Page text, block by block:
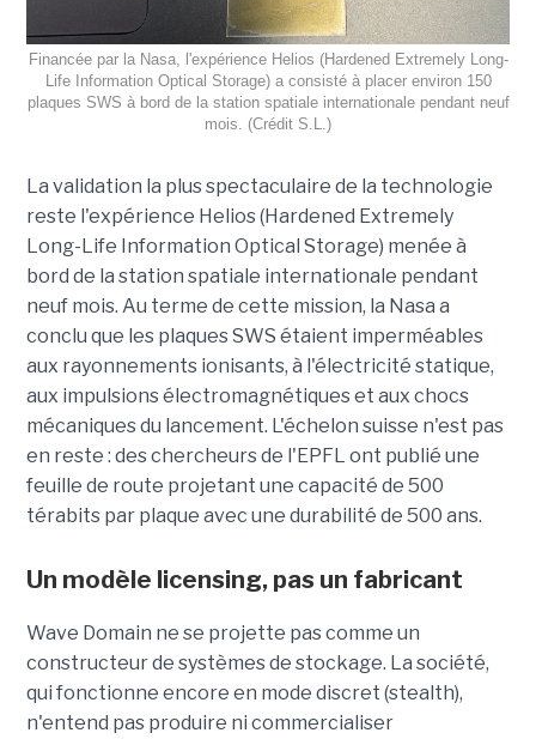
Financée par la Nasa, l'expérience Helios (Hardened Extremely Long-
Life Information Optical Storage) a consisté à placer environ 150
plaques SWS à bord de la station spatiale internationale pendant neuf
mois. (Crédit S.L.)
La validation la plus spectaculaire de la technologie
reste l'expérience Helios (Hardened Extremely
Long-Life Information Optical Storage) menée à
bord de la station spatiale internationale pendant
neuf mois. Au terme de cette mission, la Nasa a
conclu que les plaques SWS étaient imperméables
aux rayonnements ionisants, à l'électricité statique,
aux impulsions électromagnétiques et aux chocs
mécaniques du lancement. L'échelon suisse n'est pas
en reste : des chercheurs de l'EPFL ont publié une
feuille de route projetant une capacité de 500
térabits par plaque avec une durabilité de 500 ans.
Un modèle licensing, pas un fabricant
Wave Domain ne se projette pas comme un
constructeur de systèmes de stockage. La société,
qui fonctionne encore en mode discret (stealth),
n'entend pas produire ni commercialiser